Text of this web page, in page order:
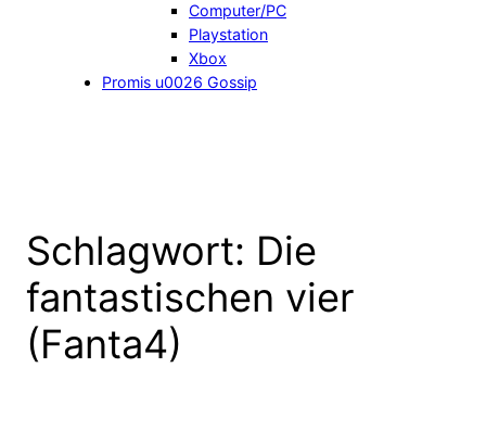
Computer/PC
Playstation
Xbox
Promis u0026 Gossip
Schlagwort: Die
fantastischen vier
(Fanta4)